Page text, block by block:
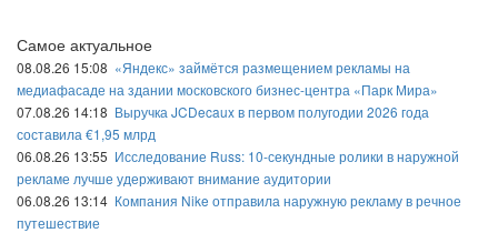
Самое актуальное
08.08.26 15:08 «Яндекс» займётся размещением рекламы на
медиафасаде на здании московского бизнес-центра «Парк Мира»
07.08.26 14:18 Выручка JCDecaux в первом полугодии 2026 года
составила €1,95 млрд
06.08.26 13:55 Исследование Russ: 10-секундные ролики в наружной
рекламе лучше удерживают внимание аудитории
06.08.26 13:14 Компания Nike отправила наружную рекламу в речное
путешествие